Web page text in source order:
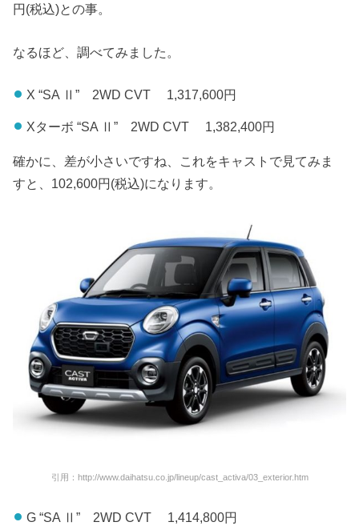
円(税込)との事。
なるほど、調べてみました。
X “SA Ⅱ” 2WD CVT 1,317,600円
Xターボ “SA Ⅱ” 2WD CVT 1,382,400円
確かに、差が小さいですね、これをキャストで見てみま
すと、102,600円(税込)になります。
引用：http://www.daihatsu.co.jp/lineup/cast_activa/03_exterior.htm
G “SA Ⅱ” 2WD CVT 1,414,800円